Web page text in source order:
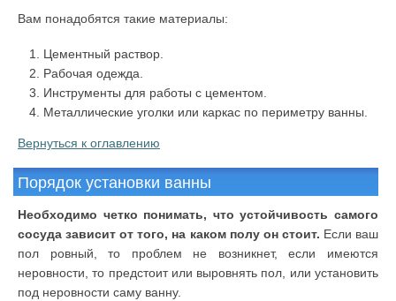
Вам понадобятся такие материалы:
Цементный раствор.
Рабочая одежда.
Инструменты для работы с цементом.
Металлические уголки или каркас по периметру ванны.
Вернуться к оглавлению
Порядок установки ванны
Необходимо четко понимать, что устойчивость самого
сосуда зависит от того, на каком полу он стоит. Если ваш
пол ровный, то проблем не возникнет, если имеются
неровности, то предстоит или выровнять пол, или установить
под неровности саму ванну.